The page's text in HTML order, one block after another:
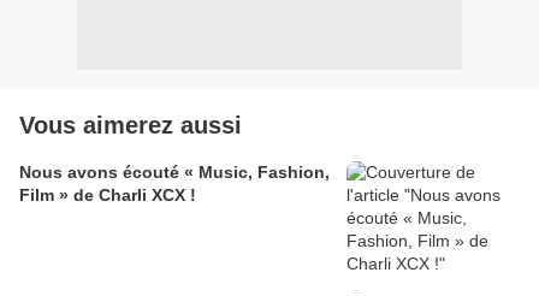
Vous aimerez aussi
Nous avons écouté « Music, Fashion,
Film » de Charli XCX !